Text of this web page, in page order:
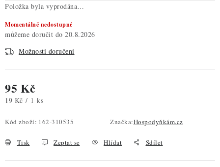
Položka byla vyprodána…
Momentálně nedostupné
20.8.2026
Možnosti doručení
95 Kč
Měrná cena:
19 Kč / 1 ks
Kód zboží: 162-310535 Značka:Hospodyňkám.cz
Tisk Zeptat se Hlídat Sdílet